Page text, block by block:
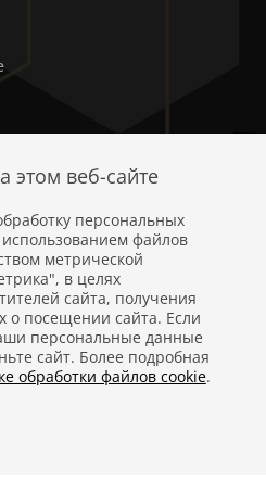
этом веб-сайте
персональных
файлов
метрической
в целях
сайта, получения
о посещении сайта. Если
персональные данные
сайт. Более подробная
обработки файлов cookie.